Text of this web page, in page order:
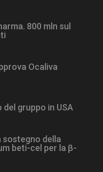
800 mln sul
Ocaliva
gruppo in USA
sostegno della
beti-cel per la β-
Corporation